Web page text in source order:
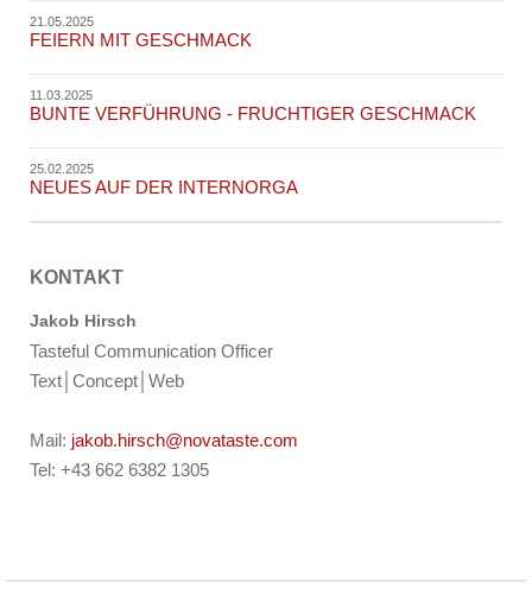
21.05.2025
FEIERN MIT GESCHMACK
11.03.2025
BUNTE VERFÜHRUNG - FRUCHTIGER GESCHMACK
25.02.2025
NEUES AUF DER INTERNORGA
KONTAKT
Jakob Hirsch
Tasteful Communication Officer
Text│Concept│Web
Mail: jakob.hirsch@novataste.com
Tel: +43 662 6382 1305